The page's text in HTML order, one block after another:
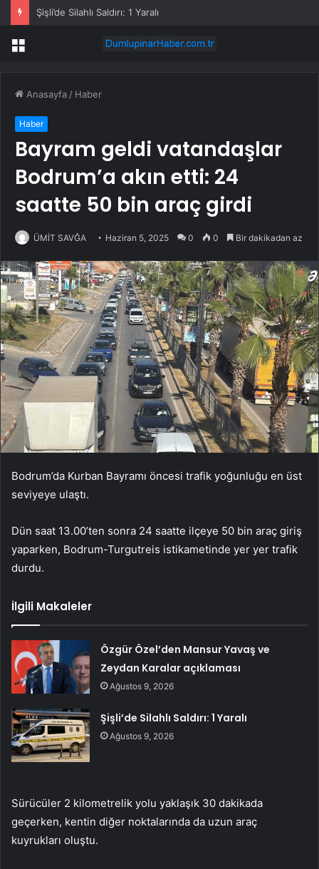
Şişli’de Silahlı Saldırı: 1 Yaralı
Menü
Anasayfa / Haber
Haber
Bayram geldi vatandaşlar
Bodrum’a akın etti: 24
saatte 50 bin araç girdi
ÜMİT SAVĞA Haziran 5, 2025 0 0 Bir dakikadan az
Bodrum’da Kurban Bayramı öncesi trafik yoğunluğu en üst
seviyeye ulaştı.
Dün saat 13.00’ten sonra 24 saatte ilçeye 50 bin araç giriş
yaparken, Bodrum-Turgutreis istikametinde yer yer trafik
durdu.
İlgili Makaleler
Özgür Özel’den Mansur Yavaş ve
Zeydan Karalar açıklaması
Ağustos 9, 2026
Şişli’de Silahlı Saldırı: 1 Yaralı
Ağustos 9, 2026
Sürücüler 2 kilometrelik yolu yaklaşık 30 dakikada
geçerken, kentin diğer noktalarında da uzun araç
kuyrukları oluştu.